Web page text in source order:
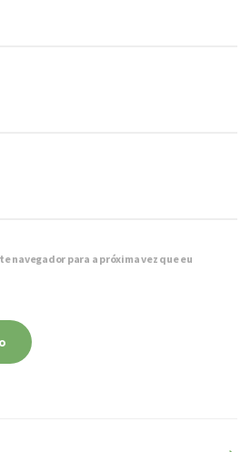
navegador para a próxima vez que eu